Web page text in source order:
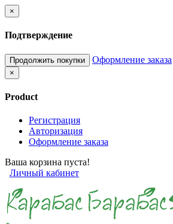
×
Подтверждение
Продолжить покупки Оформление заказа
×
Product
Регистрация
Авторизация
Оформление заказа
Ваша корзина пуста!
Личный кабинет